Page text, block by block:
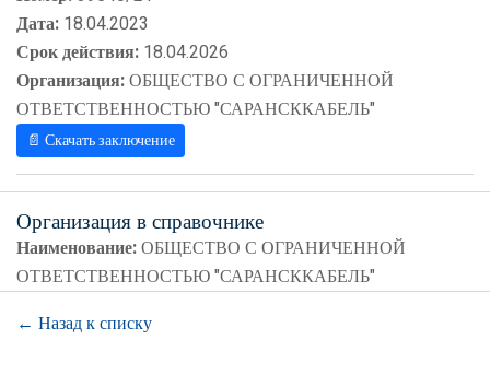
Дата: 18.04.2023
Срок действия: 18.04.2026
Организация:ОБЩЕСТВО С ОГРАНИЧЕННОЙ
ОТВЕТСТВЕННОСТЬЮ "САРАНСККАБЕЛЬ"
📄 Скачать заключение
Организация в справочнике
Наименование:ОБЩЕСТВО С ОГРАНИЧЕННОЙ
ОТВЕТСТВЕННОСТЬЮ "САРАНСККАБЕЛЬ"
← Назад к списку